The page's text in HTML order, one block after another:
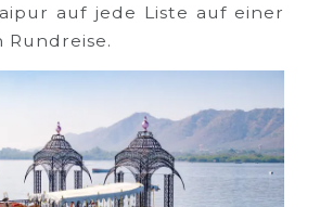
auf jede Liste auf einer
Rundreise.